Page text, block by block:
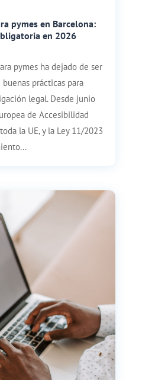
pymes en Barcelona:
en 2026
pymes ha dejado de ser
prácticas para
legal. Desde junio
de Accesibilidad
la UE, y la Ley 11/2023